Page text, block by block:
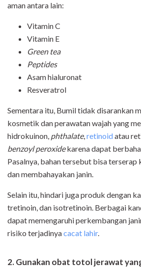
aman antara lain:
Vitamin C
Vitamin E
Green tea
Peptides
Asam hialuronat
Resveratrol
Sementara itu, Bumil tidak disarankan
kosmetik dan perawatan wajah yang
hidrokuinon, phthalate,retinoidatau
benzoyl peroxidekarena dapat
Pasalnya, bahan tersebut bisa terserap
dan membahayakan janin.
Selain itu, hindari juga produk dengan
tretinoin, dan isotretinoin. Berbagai
dapat memengaruhi perkembangan
risiko terjadinyacacat lahir.
2. Gunakan obat totol jerawat